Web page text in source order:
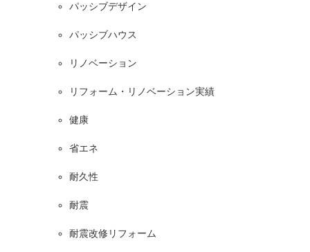
パッシブデザイン
パッシブハウス
リノベーション
リフォーム・リノベーション実績
健康
省エネ
耐久性
耐震
耐震改修リフォーム